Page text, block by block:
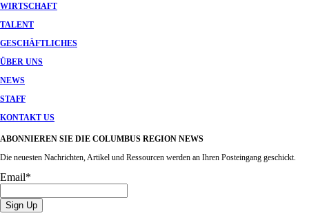
WIRTSCHAFT
TALENT
GESCHÄFTLICHES
ÜBER UNS
NEWS
STAFF
KONTAKT US
ABONNIEREN SIE DIE COLUMBUS REGION NEWS
Die neuesten Nachrichten, Artikel und Ressourcen werden an Ihren Posteingang geschickt.
Email*